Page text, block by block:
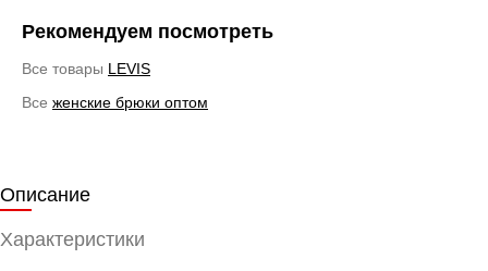
Рекомендуем посмотреть
Все товары LEVIS
Все женские брюки оптом
Описание
Характеристики